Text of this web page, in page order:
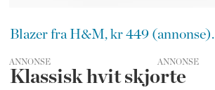
Blazer fra H&M, kr 449 (annonse).
ANNONSE
Klassisk hvit skjorte